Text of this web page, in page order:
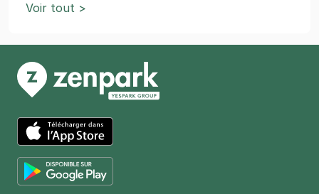
Voir tout >
App Store